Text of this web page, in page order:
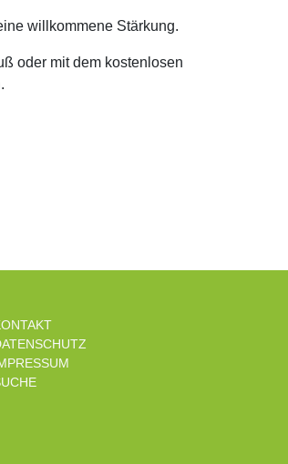
willkommene Stärkung.
oder mit dem kostenlosen